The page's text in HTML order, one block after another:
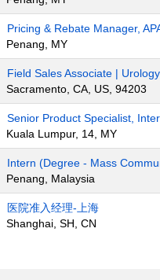
Pricing & Rebate Manager,
Penang, MY
Field Sales Associate |
Sacramento, CA, US, 94203
Senior Product Specialist,
Kuala Lumpur, 14, MY
Intern (Degree - Mass
Penang, Malaysia
医院准入经理-上海
Shanghai, SH, CN